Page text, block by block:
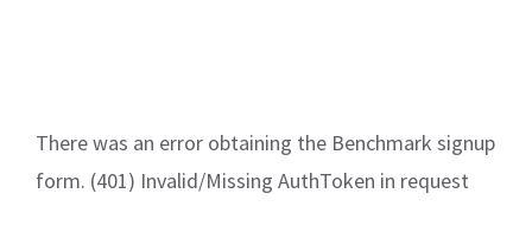
There was an error obtaining the Benchmark signup
form. (401) Invalid/Missing AuthToken in request